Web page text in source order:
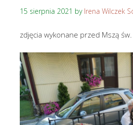
15 sierpnia 2021 by Irena Wilczek
zdjęcia wykonane przed Mszą